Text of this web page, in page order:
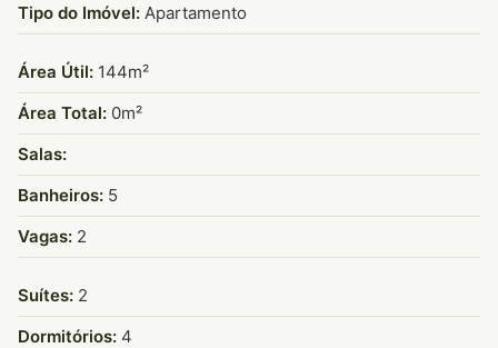
Tipo do Imóvel: Apartamento
Área Útil: 144m²
Área Total: 0m²
Salas:
Banheiros: 5
Vagas: 2
Suítes: 2
Dormitórios: 4